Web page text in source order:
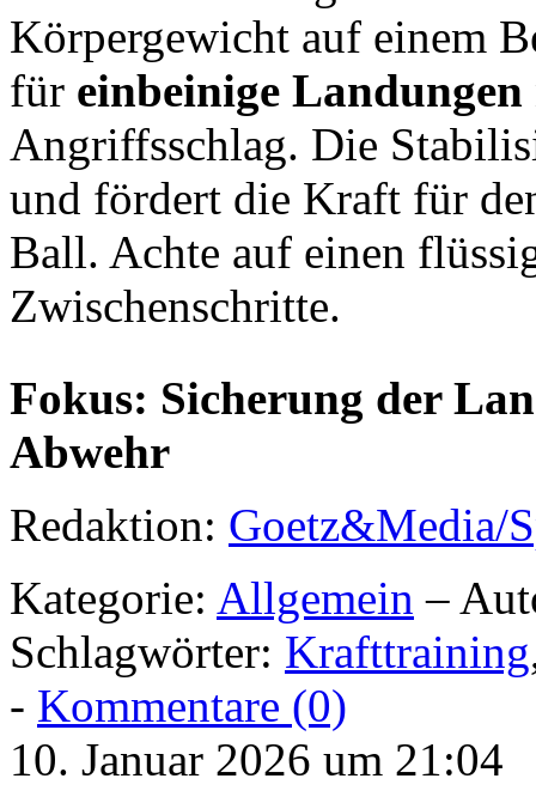
Körpergewicht auf einem
für einbeinige Landungen
Angriffsschlag. Die
und fördert die Kraft für
Ball. Achte auf einen
Zwischenschritte.
Fokus: Sicherung der
Abwehr
Redaktion: Goetz&Media/
Kategorie: Allgemein –
Schlagwörter: Krafttraining
- Kommentare (0)
10. Januar 2026 um 21:04